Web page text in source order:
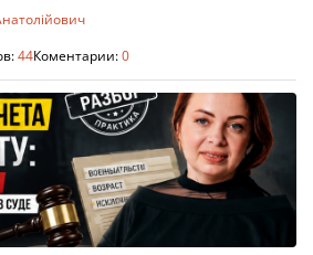
44Коментарии:0